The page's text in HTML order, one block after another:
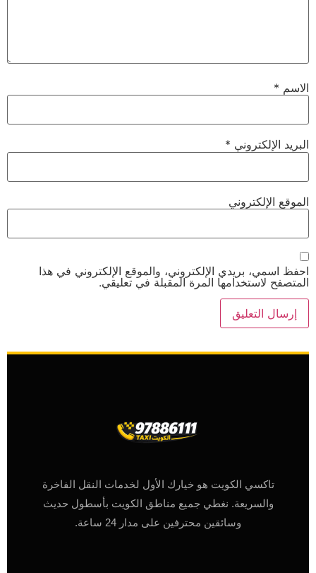
الاسم *
البريد الإلكتروني *
الموقع الإلكتروني
احفظ اسمي، بريدي الإلكتروني، والموقع الإلكتروني في هذا
المتصفح لاستخدامها المرة المقبلة في تعليقي.
تاكسي الكويت هو خيارك الأول لخدمات النقل الفاخرة
والسريعة. نغطي جميع مناطق الكويت بأسطول حديث
وسائقين محترفين على مدار 24 ساعة.